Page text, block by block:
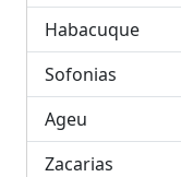
Habacuque
Sofonias
Ageu
Zacarias